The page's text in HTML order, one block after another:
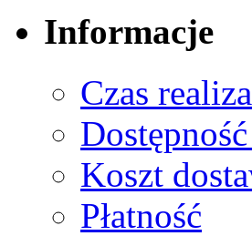
Informacje
Czas
Koszt
Płatność